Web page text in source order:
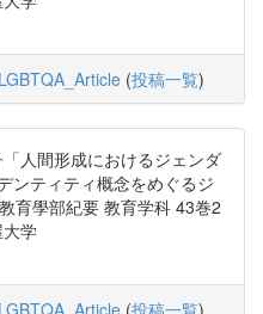
(投稿一覧)
人間形成におけるジェンダ
ンティティ概念をめぐるジ
育學部紀要 教育学科 43巻2
学
(投稿一覧)